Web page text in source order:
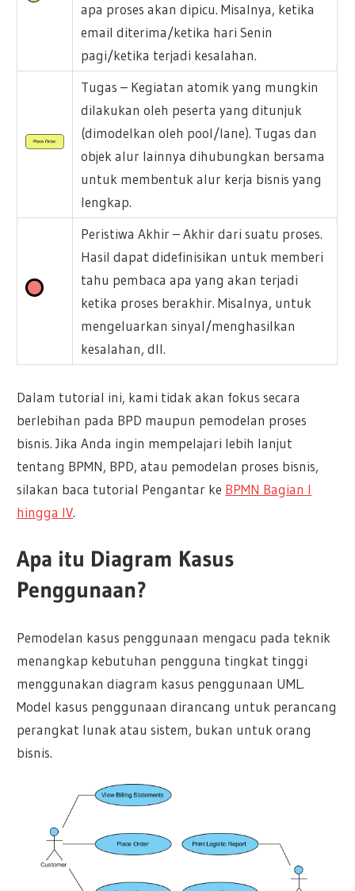
apa proses akan dipicu. Misalnya, ketika
email diterima/ketika hari Senin
pagi/ketika terjadi kesalahan.
Tugas – Kegiatan atomik yang mungkin
dilakukan oleh peserta yang ditunjuk
(dimodelkan oleh pool/lane). Tugas dan
objek alur lainnya dihubungkan bersama
untuk membentuk alur kerja bisnis yang
lengkap.
Peristiwa Akhir – Akhir dari suatu proses.
Hasil dapat didefinisikan untuk memberi
tahu pembaca apa yang akan terjadi
ketika proses berakhir. Misalnya, untuk
mengeluarkan sinyal/menghasilkan
kesalahan, dll.
Dalam tutorial ini, kami tidak akan fokus secara
berlebihan pada BPD maupun pemodelan proses
bisnis. Jika Anda ingin mempelajari lebih lanjut
tentang BPMN, BPD, atau pemodelan proses bisnis,
silakan baca tutorial Pengantar ke BPMN Bagian I
hingga IV.
Apa itu Diagram Kasus
Penggunaan?
Pemodelan kasus penggunaan mengacu pada teknik
menangkap kebutuhan pengguna tingkat tinggi
menggunakan diagram kasus penggunaan UML.
Model kasus penggunaan dirancang untuk perancang
perangkat lunak atau sistem, bukan untuk orang
bisnis.